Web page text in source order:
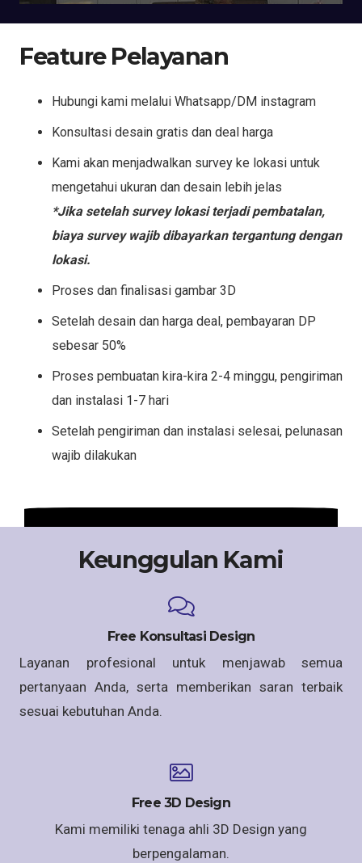
Feature Pelayanan
Hubungi kami melalui Whatsapp/DM instagram
Konsultasi desain gratis dan deal harga
Kami akan menjadwalkan survey ke lokasi untuk
mengetahui ukuran dan desain lebih jelas
*Jika setelah survey lokasi terjadi pembatalan,
biaya survey wajib dibayarkan tergantung dengan
lokasi.
Proses dan finalisasi gambar 3D
Setelah desain dan harga deal, pembayaran DP
sebesar 50%
Proses pembuatan kira-kira 2-4 minggu, pengiriman
dan instalasi 1-7 hari
Setelah pengiriman dan instalasi selesai, pelunasan
wajib dilakukan
Keunggulan Kami
Free Konsultasi Design
Layanan profesional untuk menjawab semua
pertanyaan Anda, serta memberikan saran terbaik
sesuai kebutuhan Anda.
Free 3D Design
Kami memiliki tenaga ahli 3D Design yang
berpengalaman.